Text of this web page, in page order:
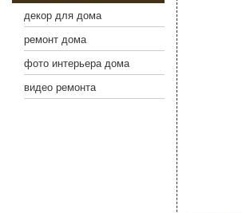
декор для дома
ремонт дома
фото интерьера дома
видео ремонта